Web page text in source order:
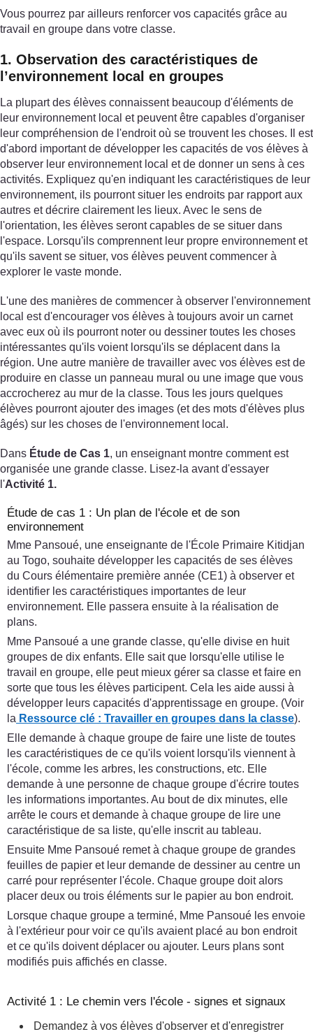
Vous pourrez par ailleurs renforcer vos capacités grâce au
travail en groupe dans votre classe.
1. Observation des caractéristiques de
l’environnement local en groupes
La plupart des élèves connaissent beaucoup d'éléments de
leur environnement local et peuvent être capables d'organiser
leur compréhension de l'endroit où se trouvent les choses. Il est
d'abord important de développer les capacités de vos élèves à
observer leur environnement local et de donner un sens à ces
activités. Expliquez qu'en indiquant les caractéristiques de leur
environnement, ils pourront situer les endroits par rapport aux
autres et décrire clairement les lieux. Avec le sens de
l'orientation, les élèves seront capables de se situer dans
l'espace. Lorsqu'ils comprennent leur propre environnement et
qu'ils savent se situer, vos élèves peuvent commencer à
explorer le vaste monde.
L'une des manières de commencer à observer l'environnement
local est d'encourager vos élèves à toujours avoir un carnet
avec eux où ils pourront noter ou dessiner toutes les choses
intéressantes qu'ils voient lorsqu'ils se déplacent dans la
région. Une autre manière de travailler avec vos élèves est de
produire en classe un panneau mural ou une image que vous
accrocherez au mur de la classe. Tous les jours quelques
élèves pourront ajouter des images (et des mots d'élèves plus
âgés) sur les choses de l'environnement local.
Dans Étude de Cas 1, un enseignant montre comment est
organisée une grande classe. Lisez-la avant d'essayer
l'Activité 1.
Étude de cas 1 : Un plan de l'école et de son
environnement
Mme Pansoué, une enseignante de l'École Primaire Kitidjan
au Togo, souhaite développer les capacités de ses élèves
du Cours élémentaire première année (CE1) à observer et
identifier les caractéristiques importantes de leur
environnement. Elle passera ensuite à la réalisation de
plans.
Mme Pansoué a une grande classe, qu'elle divise en huit
groupes de dix enfants. Elle sait que lorsqu'elle utilise le
travail en groupe, elle peut mieux gérer sa classe et faire en
sorte que tous les élèves participent. Cela les aide aussi à
développer leurs capacités d'apprentissage en groupe. (Voir
la Ressource clé : Travailler en groupes dans la classe).
Elle demande à chaque groupe de faire une liste de toutes
les caractéristiques de ce qu'ils voient lorsqu'ils viennent à
l'école, comme les arbres, les constructions, etc. Elle
demande à une personne de chaque groupe d'écrire toutes
les informations importantes. Au bout de dix minutes, elle
arrête le cours et demande à chaque groupe de lire une
caractéristique de sa liste, qu'elle inscrit au tableau.
Ensuite Mme Pansoué remet à chaque groupe de grandes
feuilles de papier et leur demande de dessiner au centre un
carré pour représenter l'école. Chaque groupe doit alors
placer deux ou trois éléments sur le papier au bon endroit.
Lorsque chaque groupe a terminé, Mme Pansoué les envoie
à l'extérieur pour voir ce qu'ils avaient placé au bon endroit
et ce qu'ils doivent déplacer ou ajouter. Leurs plans sont
modifiés puis affichés en classe.
Activité 1 : Le chemin vers l'école - signes et signaux
Demandez à vos élèves d'observer et d'enregistrer